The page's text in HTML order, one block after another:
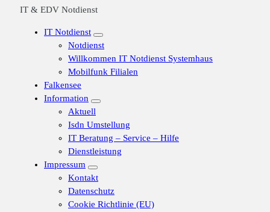
IT & EDV Notdienst
IT Notdienst
Notdienst
Willkommen IT Notdienst Systemhaus
Mobilfunk Filialen
Falkensee
Information
Aktuell
Isdn Umstellung
IT Beratung – Service – Hilfe
Dienstleistung
Impressum
Kontakt
Datenschutz
Cookie Richtlinie (EU)